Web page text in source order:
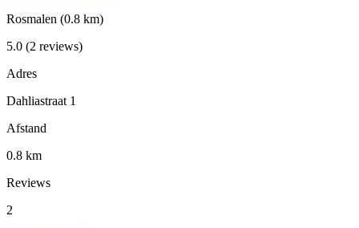
Rosmalen (0.8 km)
5.0 (2 reviews)
Adres
Dahliastraat 1
Afstand
0.8 km
Reviews
2